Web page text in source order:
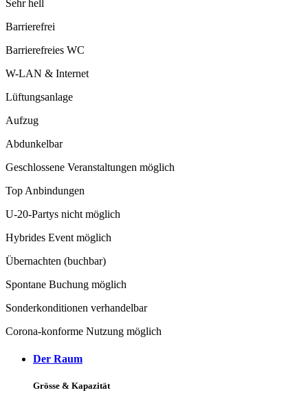
Sehr hell
Barrierefrei
Barrierefreies WC
W-LAN & Internet
Lüftungsanlage
Aufzug
Abdunkelbar
Geschlossene Veranstaltungen möglich
Top Anbindungen
U-20-Partys nicht möglich
Hybrides Event möglich
Übernachten (buchbar)
Spontane Buchung möglich
Sonderkonditionen verhandelbar
Corona-konforme Nutzung möglich
Der Raum
Grösse & Kapazität